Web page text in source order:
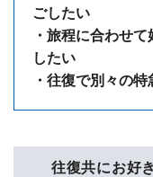
ごしたい
・旅程に合わせ
したい
・往復で別々の
往復共にお好